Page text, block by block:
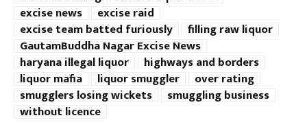
excise news
excise raid
excise team batted furiously
filling raw liquor
GautamBuddha Nagar Excise News
haryana illegal liquor
highways and borders
liquor mafia
liquor smuggler
over rating
smugglers losing wickets
smuggling business
without licence